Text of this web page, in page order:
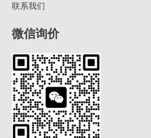
联系我们
微信询价